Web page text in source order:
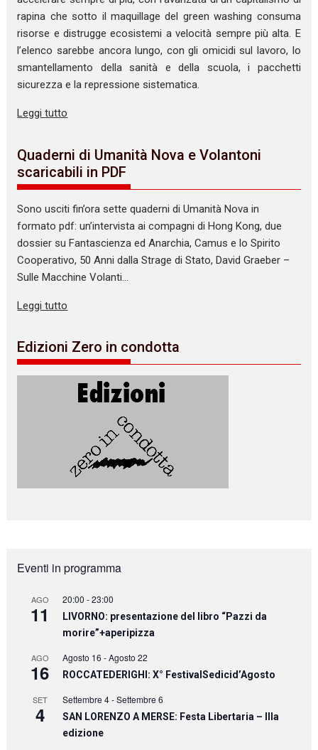
rapina che sotto il maquillage del green washing consuma
risorse e distrugge ecosistemi a velocità sempre più alta. E
l’elenco sarebbe ancora lungo, con gli omicidi sul lavoro, lo
smantellamento della sanità e della scuola, i pacchetti
sicurezza e la repressione sistematica.
Leggi tutto
Quaderni di Umanità Nova e Volantoni
scaricabili in PDF
Sono usciti fin’ora sette quaderni di Umanità Nova in
formato pdf: un’intervista ai compagni di Hong Kong, due
dossier su Fantascienza ed Anarchia, Camus e lo Spirito
Cooperativo, 50 Anni dalla Strage di Stato, David Graeber –
Sulle Macchine Volanti…
Leggi tutto
Edizioni Zero in condotta
Eventi in programma
AGO
11
20:00 -23:00
LIVORNO: presentazione del libro “Pazzi da
morire”+aperipizza
AGO
16
Agosto 16 -Agosto 22
ROCCATEDERIGHI: X° FestivalSedicid’Agosto
SET
4
Settembre 4-Settembre 6
SAN LORENZO A MERSE: Festa Libertaria – IIIa
edizione